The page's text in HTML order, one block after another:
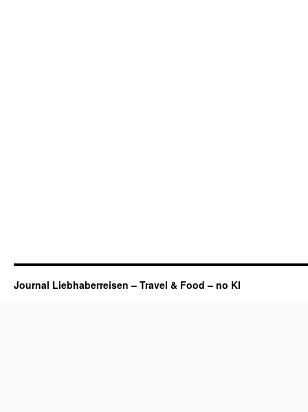
Journal Liebhaberreisen – Travel & Food – no KI